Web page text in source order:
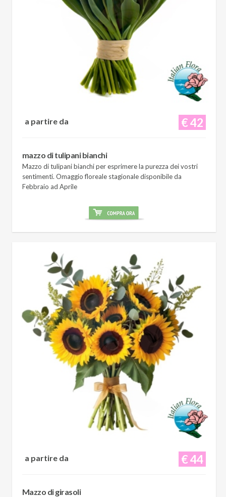
€ 42
a partire da
mazzo di tulipani bianchi
Mazzo di tulipani bianchi per esprimere la purezza dei vostri
sentimenti. Omaggio floreale stagionale disponibile da
Febbraio ad Aprile
€ 44
a partire da
Mazzo di girasoli